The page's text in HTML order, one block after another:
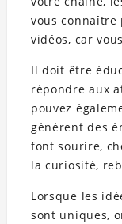
vous connaître
vidéos, car
Il doit être
répondre aux
pouvez
génèrent des
font sourire,
la curiosité,
Lorsque les
sont uniques,